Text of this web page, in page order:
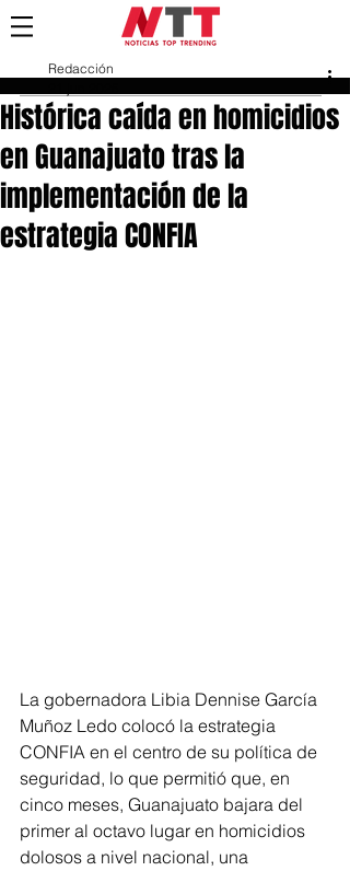
Histórica caída en homicidios
en Guanajuato tras la
implementación de la
estrategia CONFIA
Redacción
La gobernadora Libia Dennise García
Muñoz Ledo colocó la estrategia
CONFIA en el centro de su política de
seguridad, lo que permitió que, en
cinco meses, Guanajuato bajara del
primer al octavo lugar en homicidios
dolosos a nivel nacional, una